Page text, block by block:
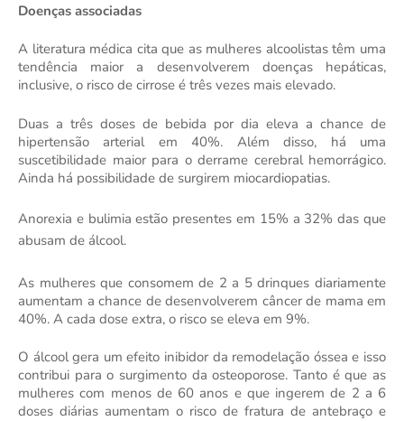
Doenças associadas
A literatura médica cita que as mulheres alcoolistas têm uma
tendência maior a desenvolverem doenças hepáticas,
inclusive, o risco de cirrose é três vezes mais elevado.
Duas a três doses de bebida por dia eleva a chance de
hipertensão arterial em 40%. Além disso, há uma
suscetibilidade maior para o derrame cerebral hemorrágico.
Ainda há possibilidade de surgirem miocardiopatias.
Anorexia e bulimia estão presentes em 15% a 32% das que
abusam de álcool.
As mulheres que consomem de 2 a 5 drinques diariamente
aumentam a chance de desenvolverem câncer de mama em
40%. A cada dose extra, o risco se eleva em 9%.
O álcool gera um efeito inibidor da remodelação óssea e isso
contribui para o surgimento da osteoporose. Tanto é que as
mulheres com menos de 60 anos e que ingerem de 2 a 6
doses diárias aumentam o risco de fratura de antebraço e